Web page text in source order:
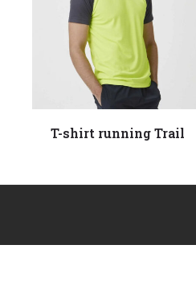
Leggi tutto
T-shirt running Trail